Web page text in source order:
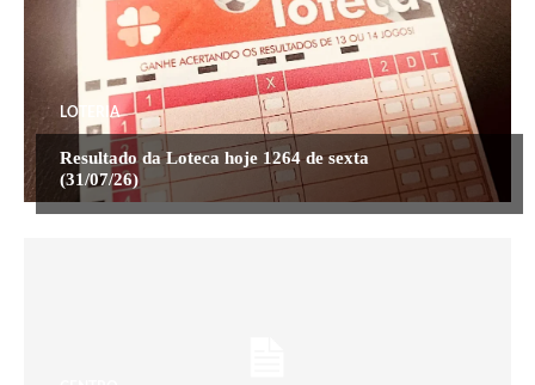
LOTERIA
Resultado da Loteca hoje 1264 de sexta
(31/07/26)